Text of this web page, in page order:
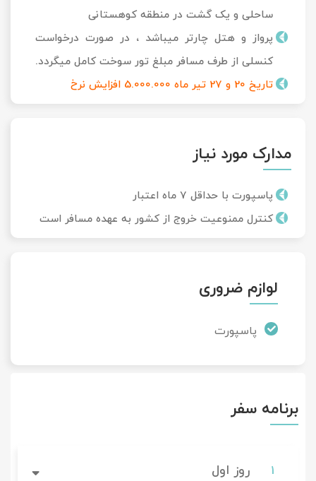
ساحلی و یک گشت در منطقه کوهستانی
پرواز و هتل چارتر میباشد ، در صورت درخواست
کنسلی از طرف مسافر مبلغ تور سوخت کامل میگردد.
تاریخ 20 و 27 تیر ماه 5.000.000 افزایش نرخ
مدارک مورد نیاز
پاسپورت با حداقل 7 ماه اعتبار
کنترل ممنوعیت خروج از کشور به عهده مسافر است
لوازم ضروری
پاسپورت
برنامه سفر
1 روز اول